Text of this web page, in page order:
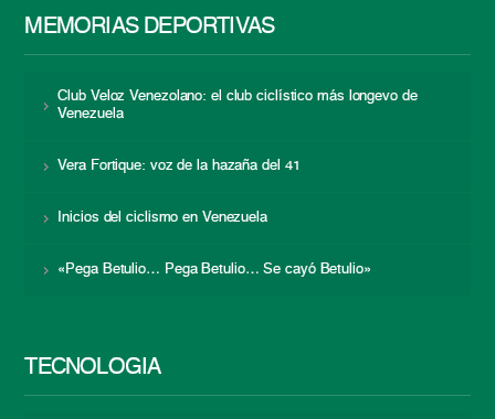
MEMORIAS DEPORTIVAS
Club Veloz Venezolano: el club ciclístico más longevo de
Venezuela
Vera Fortique: voz de la hazaña del 41
Inicios del ciclismo en Venezuela
«Pega Betulio… Pega Betulio… Se cayó Betulio»
TECNOLOGÍA